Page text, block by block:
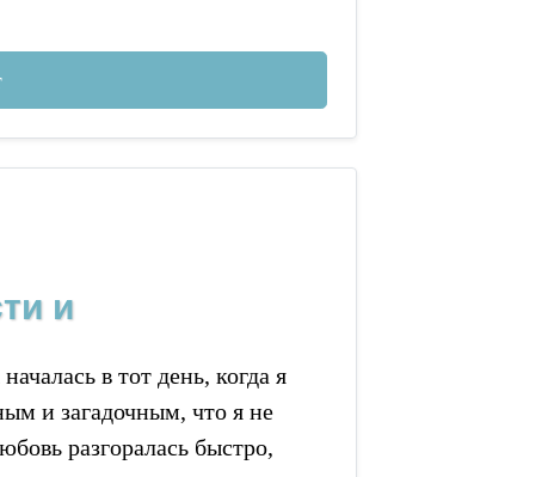
и
в тот день, когда я
и загадочным, что я не
разгоралась быстро,